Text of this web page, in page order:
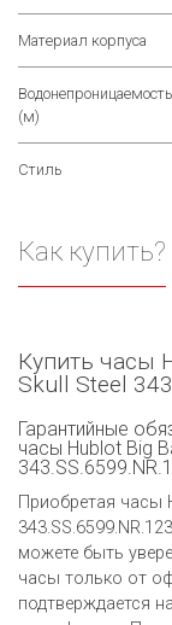
Материал корпуса
Водонепроницаемость
(м)
Стиль
Как купить?
Купить часы
Skull Steel
Гарантийные
часы Hublot Big
Приобретая часы
можете быть
часы только от
подтверждается